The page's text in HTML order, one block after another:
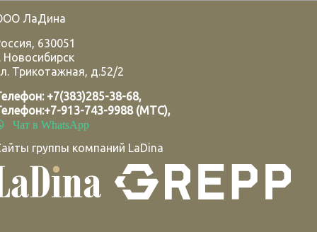
ЛаДина
, 630051
Новосибирск
Трикотажная, д.52/2
+7(383)285-38-68,
+7-913-743-9988 (МТС),
Чат в WhatsApp
группы компаний LaDina